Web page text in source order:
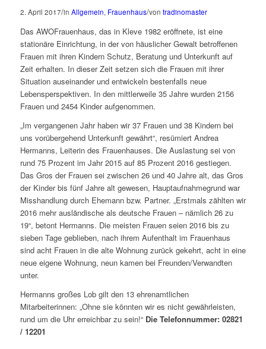
2. April 2017/in Allgemein, Frauenhaus/von tradinomaster
Das AWOFrauenhaus, das in Kleve 1982 eröffnete, ist eine
stationäre Einrichtung, in der von häuslicher Gewalt betroffenen
Frauen mit ihren Kindern Schutz, Beratung und Unterkunft auf
Zeit erhalten. In dieser Zeit setzen sich die Frauen mit ihrer
Situation auseinander und entwickeln bestenfalls neue
Lebensperspektiven. In den mittlerweile 35 Jahre wurden 2156
Frauen und 2454 Kinder aufgenommen.
„Im vergangenen Jahr haben wir 37 Frauen und 38 Kindern bei
uns vorübergehend Unterkunft gewährt“, resümiert Andrea
Hermanns, Leiterin des Frauenhauses. Die Auslastung sei von
rund 75 Prozent im Jahr 2015 auf 85 Prozent 2016 gestiegen.
Das Gros der Frauen sei zwischen 26 und 40 Jahre alt, das Gros
der Kinder bis fünf Jahre alt gewesen, Hauptaufnahmegrund war
Misshandlung durch Ehemann bzw. Partner. „Erstmals zählten wir
2016 mehr ausländische als deutsche Frauen – nämlich 26 zu
19“, betont Hermanns. Die meisten Frauen seien 2016 bis zu
sieben Tage geblieben, nach ihrem Aufenthalt im Frauenhaus
sind acht Frauen in die alte Wohnung zurück gekehrt, acht in eine
neue eigene Wohnung, neun kamen bei Freunden/Verwandten
unter.
Hermanns großes Lob gilt den 13 ehrenamtlichen
Mitarbeiterinnen: „Ohne sie könnten wir es nicht gewährleisten,
rund um die Uhr erreichbar zu sein!“ Die Telefonnummer: 02821
/ 12201